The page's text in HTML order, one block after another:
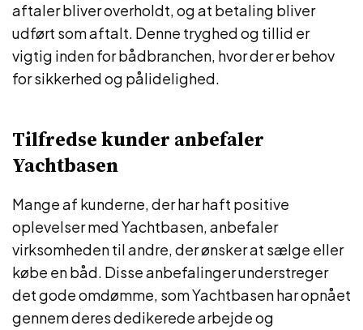
aftaler bliver overholdt, og at betaling bliver
udført som aftalt. Denne tryghed og tillid er
vigtig inden for bådbranchen, hvor der er behov
for sikkerhed og pålidelighed.
Tilfredse kunder anbefaler
Yachtbasen
Mange af kunderne, der har haft positive
oplevelser med Yachtbasen, anbefaler
virksomheden til andre, der ønsker at sælge eller
købe en båd. Disse anbefalinger understreger
det gode omdømme, som Yachtbasen har opnået
gennem deres dedikerede arbejde og